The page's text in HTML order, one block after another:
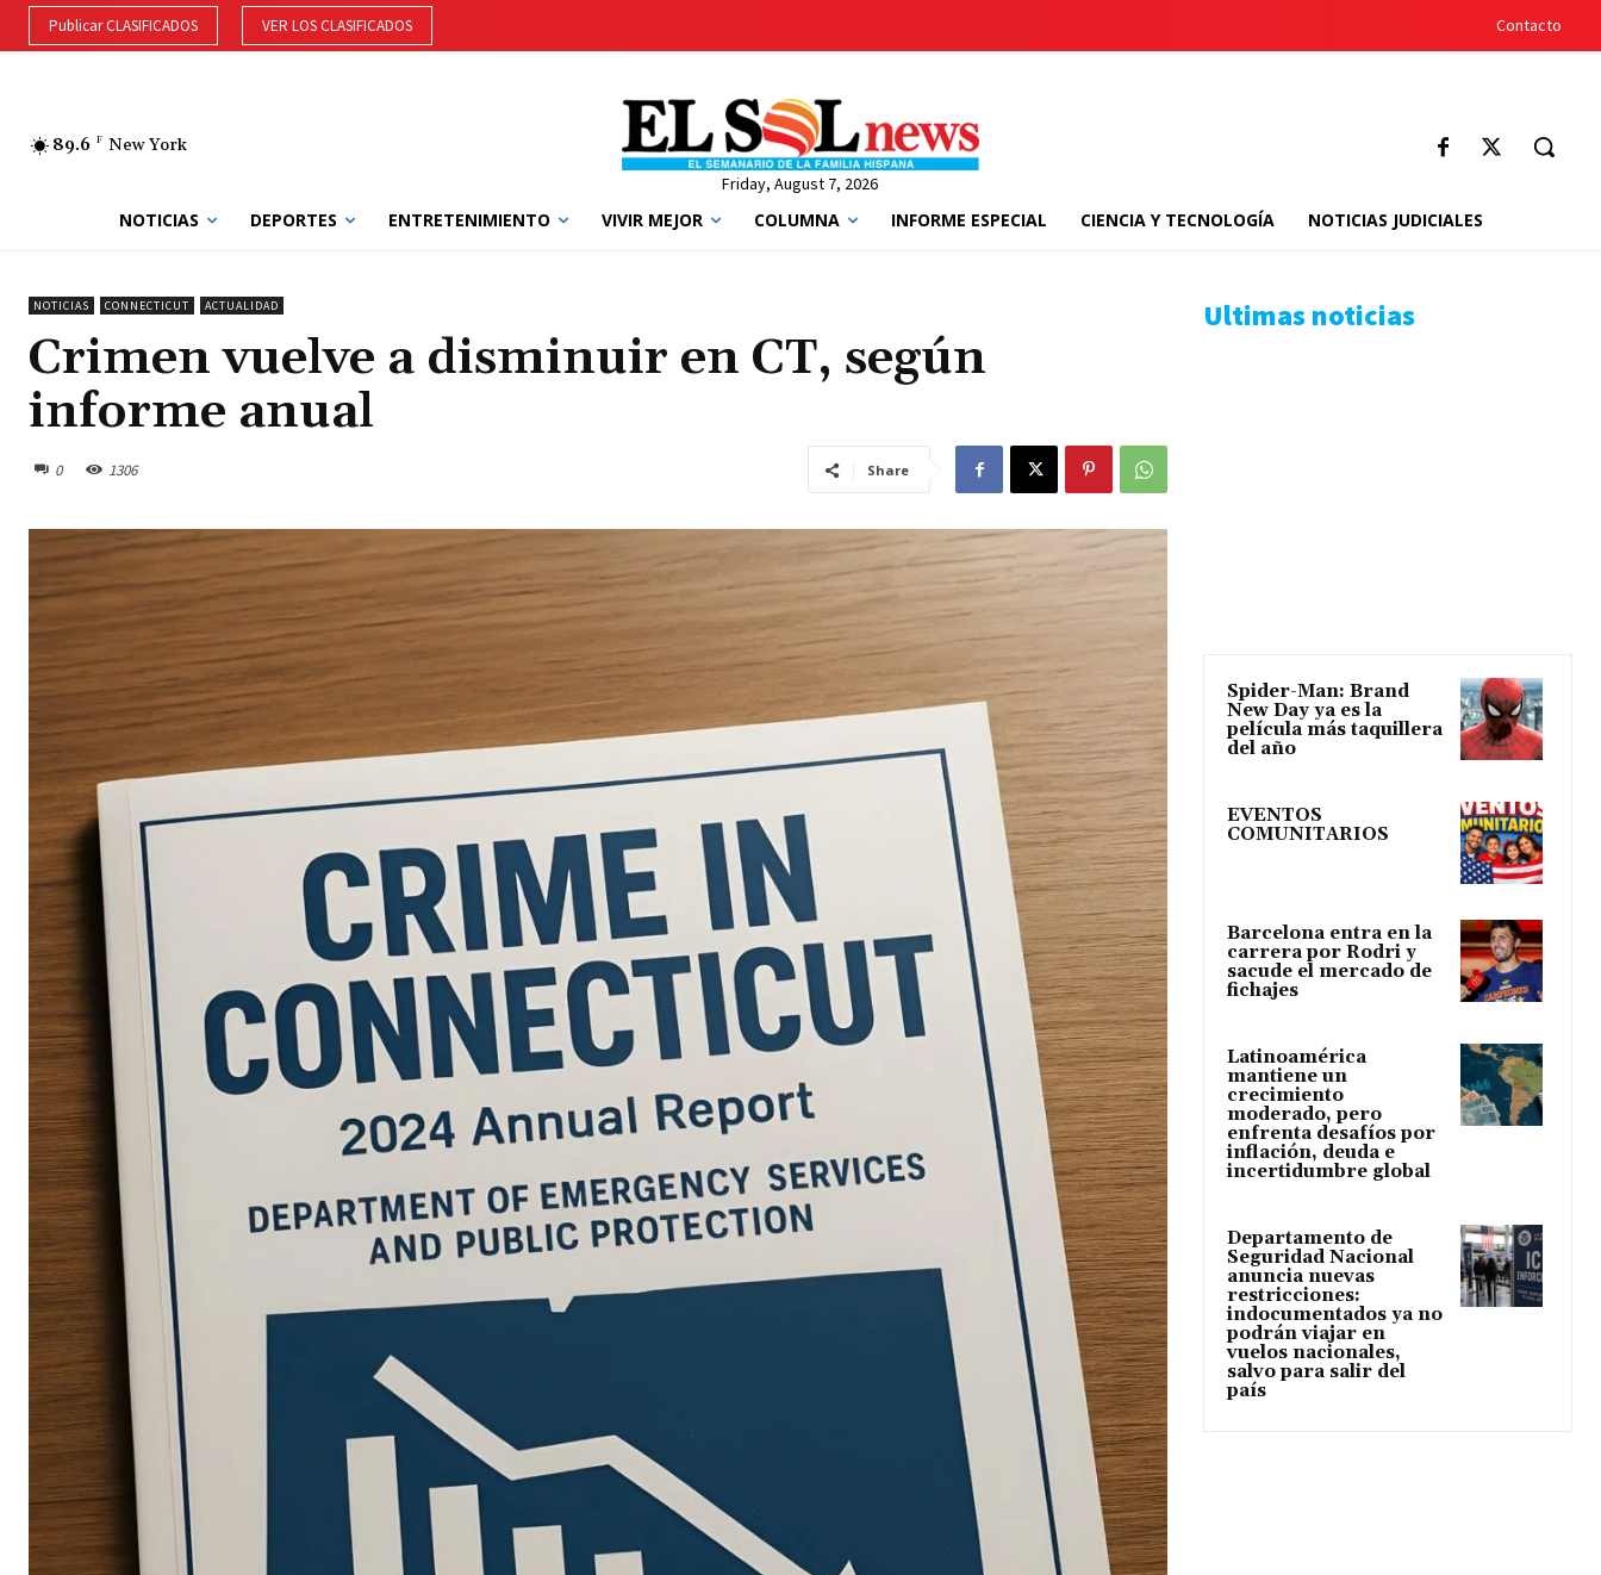
Publicar CLASIFICADOS VER LOS CLASIFICADOS Contacto
89.6 F New York
Friday, August 7, 2026
NOTICIAS DEPORTES ENTRETENIMIENTO VIVIR MEJOR COLUMNA INFORME ESPECIAL CIENCIA Y TECNOLOGÍA NOTICIAS JUDICIALES
NOTICIAS CONNECTICUT ACTUALIDAD
Crimen vuelve a disminuir en CT, según
informe anual
0 1306 Share
Ultimas noticias
Spider-Man: Brand
New Day ya es la
película más taquillera
del año
EVENTOS
COMUNITARIOS
Barcelona entra en la
carrera por Rodri y
sacude el mercado de
fichajes
Latinoamérica
mantiene un
crecimiento
moderado, pero
enfrenta desafíos por
inflación, deuda e
incertidumbre global
Departamento de
Seguridad Nacional
anuncia nuevas
restricciones:
indocumentados ya no
podrán viajar en
vuelos nacionales,
salvo para salir del
país